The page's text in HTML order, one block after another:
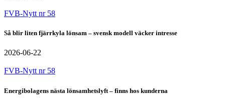
FVB-Nytt nr 58
Så blir liten fjärrkyla lönsam – svensk modell väcker intresse
2026-06-22
FVB-Nytt nr 58
Energibolagens nästa lönsamhetslyft – finns hos kunderna